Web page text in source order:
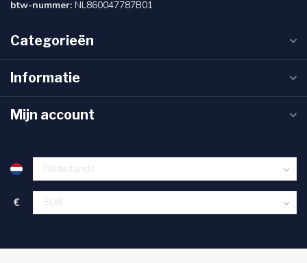
btw-nummer: NL860047787B01
Categorieën
Informatie
Mijn account
€